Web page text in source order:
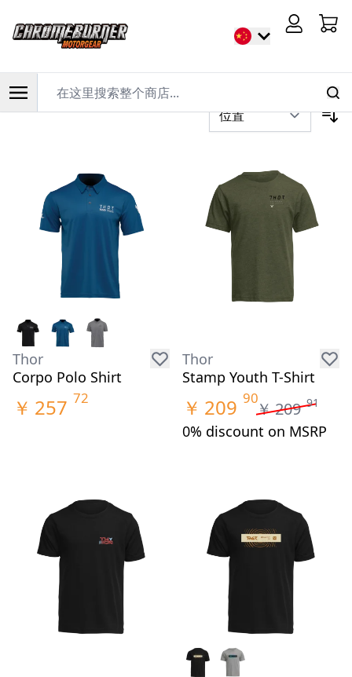
Cart
Thor
Corpo Polo Shirt
￥ 257 72
Thor
Stamp Youth T-Shirt
￥ 209 90
￥209 91
0% discount on MSRP